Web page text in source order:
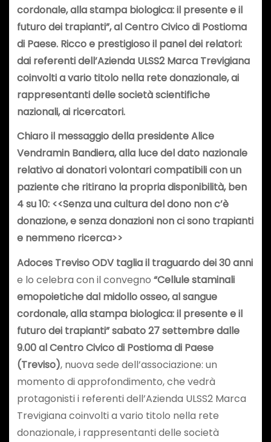
cordonale, alla stampa biologica: il presente e il
futuro dei trapianti”, al Centro Civico di Postioma
di Paese. Ricco e prestigioso il panel dei relatori:
dai referenti dell’Azienda ULSS2 Marca Trevigiana
coinvolti a vario titolo nella rete donazionale, ai
rappresentanti delle società scientifiche
nazionali, ai ricercatori.
Chiaro il messaggio della presidente Alice
Vendramin Bandiera, alla luce del dato nazionale
relativo ai donatori volontari compatibili con un
paziente che ritirano la propria disponibilità, ben
4 su 10: <<Senza una cultura del dono non c’è
donazione, e senza donazioni non ci sono trapianti
e nemmeno ricerca>>
Adoces Treviso ODV taglia il traguardo dei 30 anni
e lo celebra con il convegno “Cellule staminali
emopoietiche dal midollo osseo, al sangue
cordonale, alla stampa biologica: il presente e il
futuro dei trapianti” sabato 27 settembre dalle
9.00 al Centro Civico di Postioma di Paese
(Treviso), nuova sede dell’associazione: un
momento di approfondimento, che vedrà
protagonisti i referenti dell’Azienda ULSS2 Marca
Trevigiana coinvolti a vario titolo nella rete
donazionale, i rappresentanti delle società